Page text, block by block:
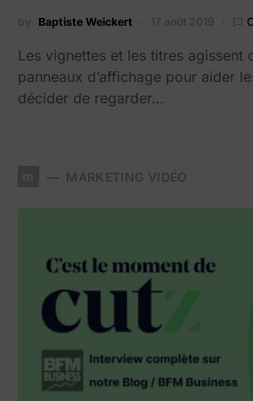
by Baptiste Weickert 17 août 2019
Les vignettes et les titres agissent
panneaux d’affichage pour aider
décider de regarder…
MARKETING VIDÉO